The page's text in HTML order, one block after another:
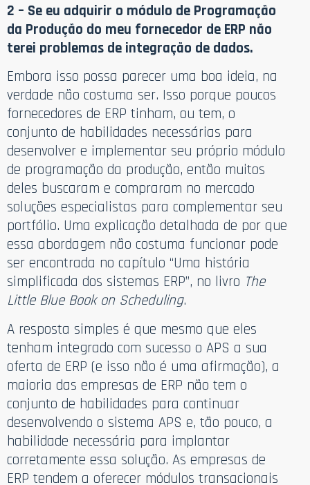
2 – Se eu adquirir o módulo de Programação
da Produção do meu fornecedor de ERP não
terei problemas de integração de dados.
Embora isso possa parecer uma boa ideia, na
verdade não costuma ser. Isso porque poucos
fornecedores de ERP tinham, ou tem, o
conjunto de habilidades necessárias para
desenvolver e implementar seu próprio módulo
de programação da produção, então muitos
deles buscaram e compraram no mercado
soluções especialistas para complementar seu
portfólio. Uma explicação detalhada de por que
essa abordagem não costuma funcionar pode
ser encontrada no capítulo “Uma história
simplificada dos sistemas ERP”, no livro The
Little Blue Book on Scheduling.
A resposta simples é que mesmo que eles
tenham integrado com sucesso o APS a sua
oferta de ERP (e isso não é uma afirmação), a
maioria das empresas de ERP não tem o
conjunto de habilidades para continuar
desenvolvendo o sistema APS e, tão pouco, a
habilidade necessária para implantar
corretamente essa solução. As empresas de
ERP tendem a oferecer módulos transacionais